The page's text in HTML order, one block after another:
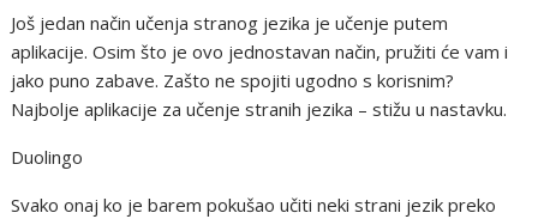
Još jedan način učenja stranog jezika je učenje putem
aplikacije. Osim što je ovo jednostavan način, pružiti će vam i
jako puno zabave. Zašto ne spojiti ugodno s korisnim?
Najbolje aplikacije za učenje stranih jezika – stižu u nastavku.
Duolingo
Svako onaj ko je barem pokušao učiti neki strani jezik preko